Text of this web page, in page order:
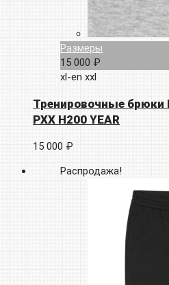
Размеры
15 000 ₽
xl-en xxl
Тренировочные брюки
PXX H200 YEAR
15 000 ₽
Распродажа!